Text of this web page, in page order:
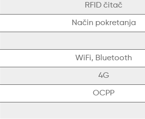
RFID čitač
Način pokretanja
WiFi, Bluetooth
4G
OCPP